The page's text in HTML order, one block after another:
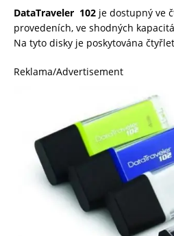
DataTraveler 102 je dostupný ve
provedeních, ve shodných
Na tyto disky je poskytována
Reklama/Advertisement